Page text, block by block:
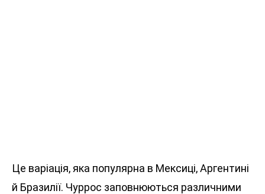
Це варіація, яка популярна в Мексиці, Аргентині
й Бразилії. Чуррос заповнюються различними